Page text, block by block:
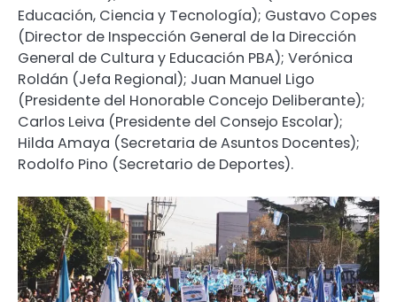
Educación, Ciencia y Tecnología); Gustavo Copes
(Director de Inspección General de la Dirección
General de Cultura y Educación PBA); Verónica
Roldán (Jefa Regional); Juan Manuel Ligo
(Presidente del Honorable Concejo Deliberante);
Carlos Leiva (Presidente del Consejo Escolar);
Hilda Amaya (Secretaria de Asuntos Docentes);
Rodolfo Pino (Secretario de Deportes).